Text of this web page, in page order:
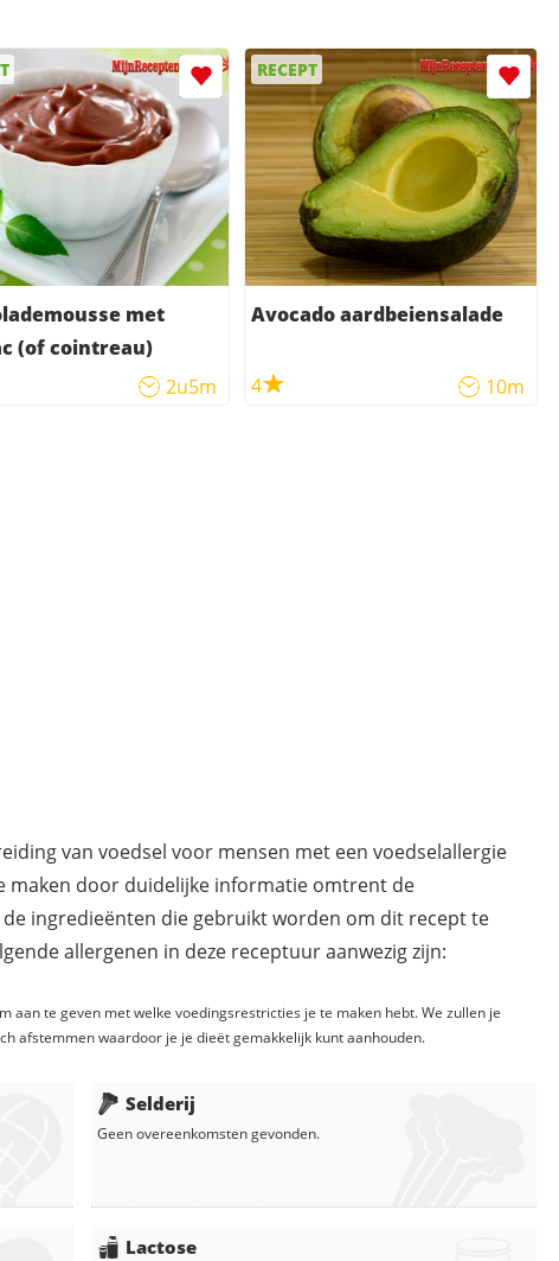
met
(of cointreau)
2u5m
RECEPT
Avocado aardbeiensalade
4 10m
van voedsel voor mensen met een voedselallergie
maken door duidelijke informatie omtrent de
ingredieënten die gebruikt worden om dit recept te
allergenen in deze receptuur aanwezig zijn:
aan te geven met welke voedingsrestricties je te maken hebt. We zullen je
afstemmen waardoor je je dieët gemakkelijk kunt aanhouden.
Selderij
Geen overeenkomsten gevonden.
Lactose